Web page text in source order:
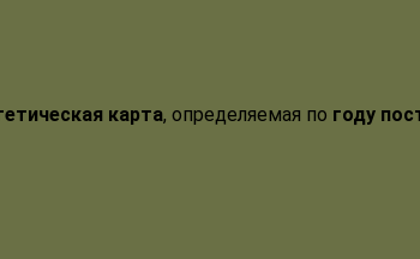
карта, определяемая по году